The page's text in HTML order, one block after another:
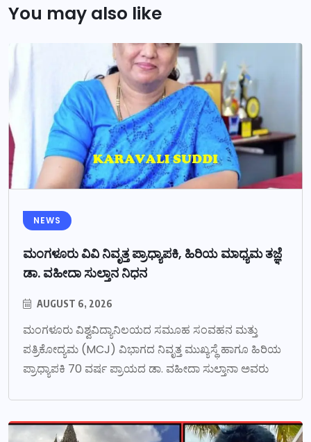
You may also like
NEWS
ಮಂಗಳೂರು ವಿವಿ ನಿವೃತ್ತ ಪ್ರಾಧ್ಯಾಪಕಿ, ಹಿರಿಯ ಮಾಧ್ಯಮ ತಜ್ಞೆ
ಡಾ. ವಹೀದಾ ಸುಲ್ತಾನ ನಿಧನ
AUGUST 6, 2026
ಮಂಗಳೂರು ವಿಶ್ವವಿದ್ಯಾನಿಲಯದ ಸಮೂಹ ಸಂವಹನ ಮತ್ತು
ಪತ್ರಿಕೋದ್ಯಮ (MCJ) ವಿಭಾಗದ ನಿವೃತ್ತ ಮುಖ್ಯಸ್ಥೆ ಹಾಗೂ ಹಿರಿಯ
ಪ್ರಾಧ್ಯಾಪಕಿ 70 ವರ್ಷ ಪ್ರಾಯದ ಡಾ. ವಹೀದಾ ಸುಲ್ತಾನಾ ಅವರು